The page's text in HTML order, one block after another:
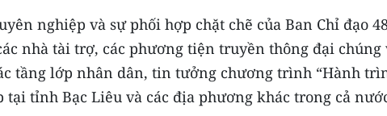
nghiệp và sự phối hợp chặt chẽ của Ban Chỉ đạo
nhà tài trợ, các phương tiện truyền thông đại chúng
tầng lớp nhân dân, tin tưởng chương trình “Hành
tỉnh Bạc Liêu và các địa phương khác trong cả